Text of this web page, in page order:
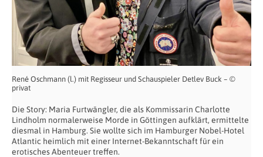
René Oschmann (l.) mit Regisseur und Schauspieler Detlev Buck – ©
privat
Die Story: Maria Furtwängler, die als Kommissarin Charlotte
Lindholm normalerweise Morde in Göttingen aufklärt, ermittelte
diesmal in Hamburg. Sie wollte sich im Hamburger Nobel-Hotel
Atlantic heimlich mit einer Internet-Bekanntschaft für ein
erotisches Abenteuer treffen.